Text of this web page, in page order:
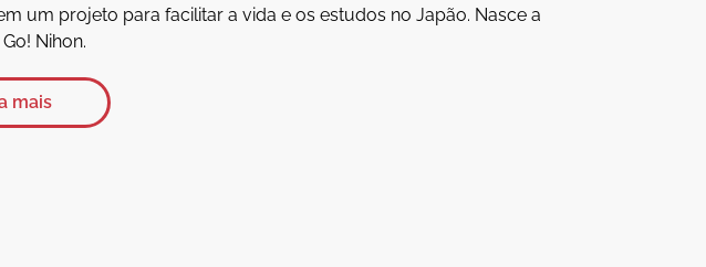
um projeto para facilitar a vida e os estudos no Japão. Nasce a
Nihon.
mais